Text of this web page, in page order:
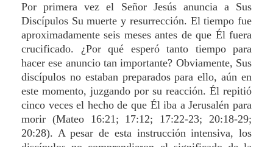
Por primera vez el Señor Jesús anuncia a Sus
Discípulos Su muerte y resurrección. El tiempo fue
aproximadamente seis meses antes de que Él fuera
crucificado. ¿Por qué esperó tanto tiempo para
hacer ese anuncio tan importante? Obviamente, Sus
discípulos no estaban preparados para ello, aún en
este momento, juzgando por su reacción. Él repitió
cinco veces el hecho de que Él iba a Jerusalén para
morir (Mateo 16:21; 17:12; 17:22-23; 20:18-29;
20:28). A pesar de esta instrucción intensiva, los